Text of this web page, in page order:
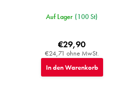
Auf Lager (100 St)
€24,71 ohne MwSt.
€29,90
In den Warenkorb